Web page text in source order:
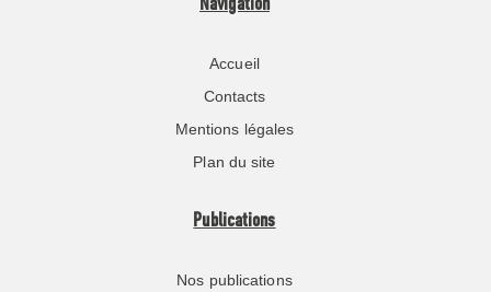
Navigation
Accueil
Contacts
Mentions légales
Plan du site
Publications
Nos publications